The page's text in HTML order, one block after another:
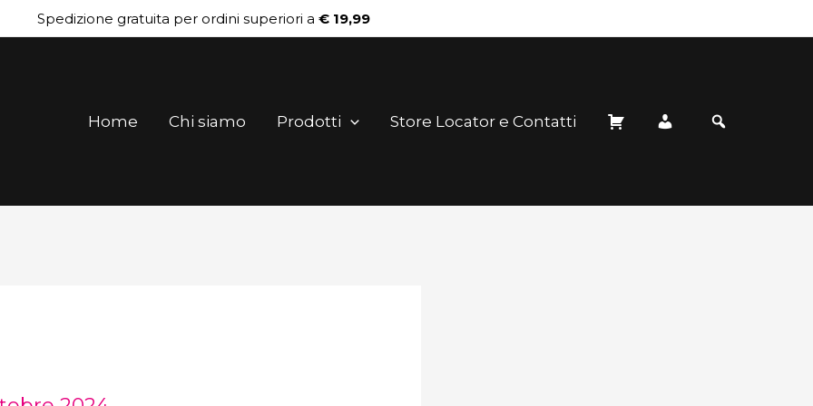
Spedizione gratuita per ordini superiori a € 19,99
Home Chi siamo Prodotti Store Locator e Contatti